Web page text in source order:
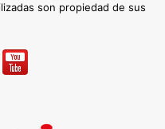
son propiedad de sus